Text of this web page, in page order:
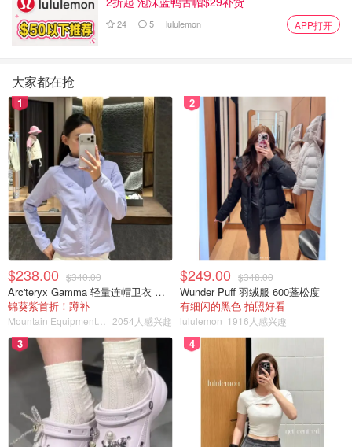
解答将会在后续文章中给出。
创作新赛季 线上学习资源
24 5 lululemon APP打开
大家都在抢
1
$238.00 $340.00
Arc'teryx Gamma 轻量连帽卫衣 女款
锦葵紫首折！蹲补
2054人感兴趣
2
$249.00 $348.00
Wunder Puff 羽绒服 600蓬松度
有细闪的黑色 拍照好看
lululemon 1916人感兴趣
3 4